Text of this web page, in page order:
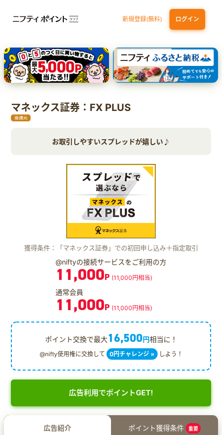
新規登録(無料) ログイン
三井住友カード（NL）オーロラデザイン
【三井住友銀行口座お持ちの方専用】Olive口座切替 P-one Wiz
ライフカードビジネスライトプラス dカード
マネックス証券：FX PLUS
お取引しやすいスプレッドが嬉しい♪
獲得条件：「マネックス証券」での初回申し込み＋指定取引
@niftyの接続サービスをご利用の方
11,000P (11,000円相当)
通常会員
11,000P (11,000円相当)
ポイント交換で最大16,500円相当に！
@nifty使用権に交換して 0円チャレンジ » しよう！
広告利用でポイントGET!
広告紹介 ポイント獲得条件 重要